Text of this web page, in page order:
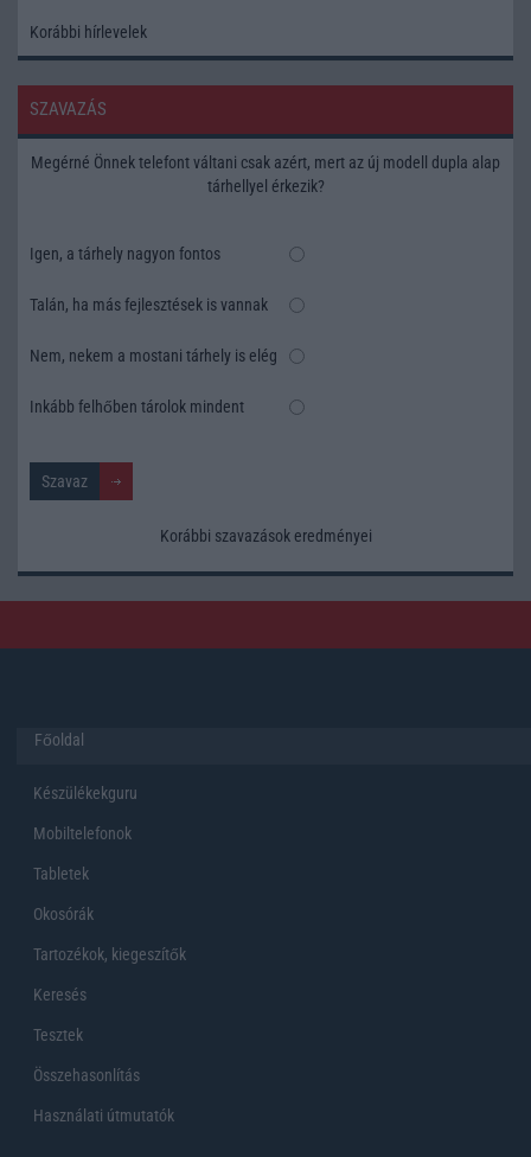
Korábbi hírlevelek
SZAVAZÁS
Megérné Önnek telefont váltani csak azért, mert az új modell dupla alap
tárhellyel érkezik?
Igen, a tárhely nagyon fontos
Talán, ha más fejlesztések is vannak
Nem, nekem a mostani tárhely is elég
Inkább felhőben tárolok mindent
Korábbi szavazások eredményei
Főoldal
Készülékekguru
Mobiltelefonok
Tabletek
Okosórák
Tartozékok, kiegeszítők
Keresés
Tesztek
Összehasonlítás
Használati útmutatók